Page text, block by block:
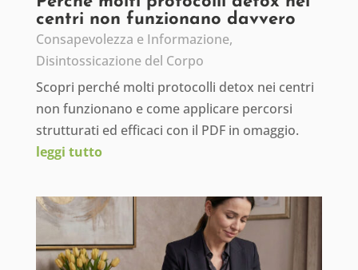
centri non funzionano davvero
Consapevolezza e Informazione,
Disintossicazione del Corpo
Scopri perché molti protocolli detox nei centri
non funzionano e come applicare percorsi
strutturati ed efficaci con il PDF in omaggio.
leggi tutto